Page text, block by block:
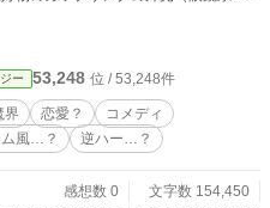
大興奮！ それから美咲は
け）を始めるのだが、そこで大事件が
っつけようと企んだり、堕天使とデー
っとだけ振り回しながら、魔界生活
恋愛（？）×コメディの魔界ファンタ
ー 53,248 位 / 53,248件
界 恋愛？
コメディ
風…？ 逆ハー…？
感想数 0
文字数 154,450